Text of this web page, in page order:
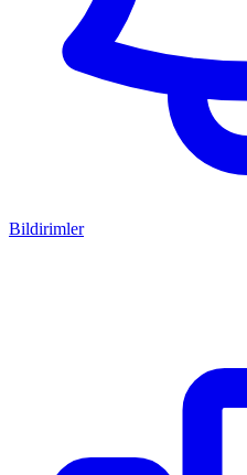
Bildirimler